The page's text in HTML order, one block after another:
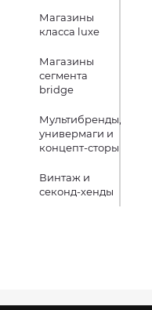
Магазины
класса luxe
Магазины
сегмента
bridge
Мультибренды,
универмаги и
концепт-сторы
Винтаж и
секонд-хенды